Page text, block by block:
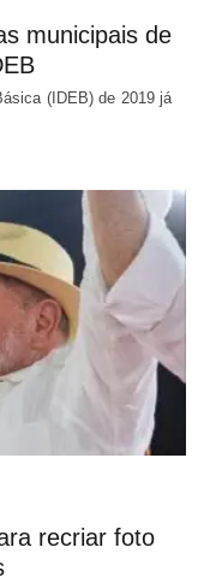
municipais de
(IDEB) de 2019 já
recriar foto